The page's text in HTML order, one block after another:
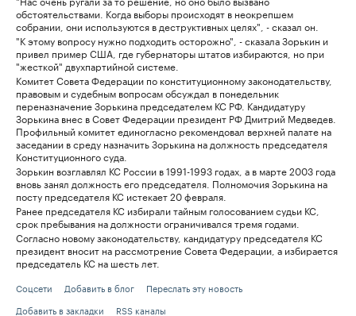
обстоятельствами. Когда выборы происходят в неокрепшем
собрании, они используются в деструктивных целях", - сказал он.
"К этому вопросу нужно подходить осторожно", - сказала Зорькин и
привел пример США, где губернаторы штатов избираются, но при
"жесткой" двухпартийной системе.
Комитет Совета Федерации по конституционному законодательству,
правовым и судебным вопросам обсуждал в понедельник
переназначение Зорькина председателем КС РФ. Кандидатуру
Зорькина внес в Совет Федерации президент РФ Дмитрий Медведев.
Профильный комитет единогласно рекомендовал верхней палате на
заседании в среду назначить Зорькина на должность председателя
Конституционного суда.
Зорькин возглавлял КС России в 1991-1993 годах, а в марте 2003 года
вновь занял должность его председателя. Полномочия Зорькина на
посту председателя КС истекает 20 февраля.
Ранее председателя КС избирали тайным голосованием судьи КС,
срок пребывания на должности ограничивался тремя годами.
Согласно новому законодательству, кандидатуру председателя КС
президент вносит на рассмотрение Совета Федерации, а избирается
председатель КС на шесть лет.
Соцсети Добавить в блог
Переслать эту новость
Добавить в закладки
RSS каналы